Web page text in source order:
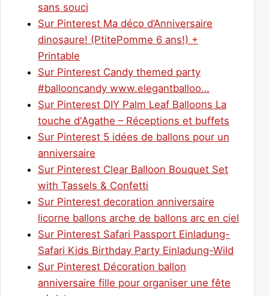
sans souci
Sur Pinterest Ma déco d’Anniversaire
dinosaure! (PtitePomme 6 ans!) +
Printable
Sur Pinterest Candy themed party
#ballooncandy www.elegantballoo…
Sur Pinterest DIY Palm Leaf Balloons La
touche d'Agathe – Réceptions et buffets
Sur Pinterest 5 idées de ballons pour un
anniversaire
Sur Pinterest Clear Balloon Bouquet Set
with Tassels & Confetti
Sur Pinterest decoration anniversaire
licorne ballons arche de ballons arc en ciel
Sur Pinterest Safari Passport Einladung-
Safari Kids Birthday Party Einladung-Wild
Sur Pinterest Décoration ballon
anniversaire fille pour organiser une fête